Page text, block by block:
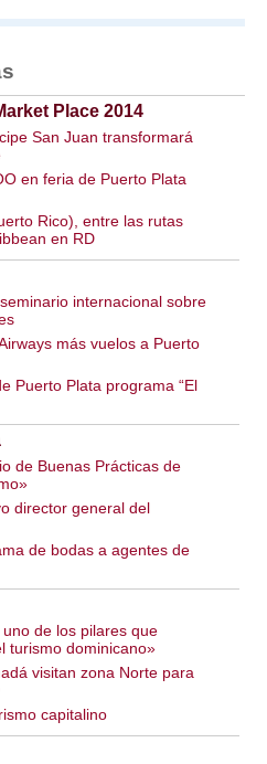
Place 2014
San Juan transformará
en feria de Puerto Plata
Rico), entre las rutas
en RD
internacional sobre
más vuelos a Puerto
Puerto Plata programa “El
de Buenas Prácticas de
director general del
de bodas a agentes de
de los pilares que
turismo dominicano»
visitan zona Norte para
capitalino